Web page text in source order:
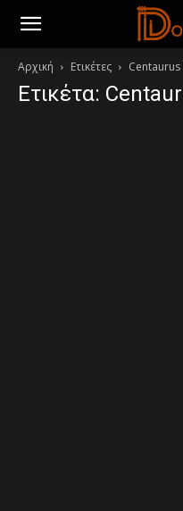
Αρχική Ετικέτες Centaurus
Ετικέτα: